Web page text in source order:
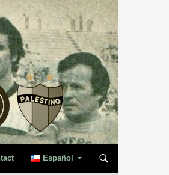
Español